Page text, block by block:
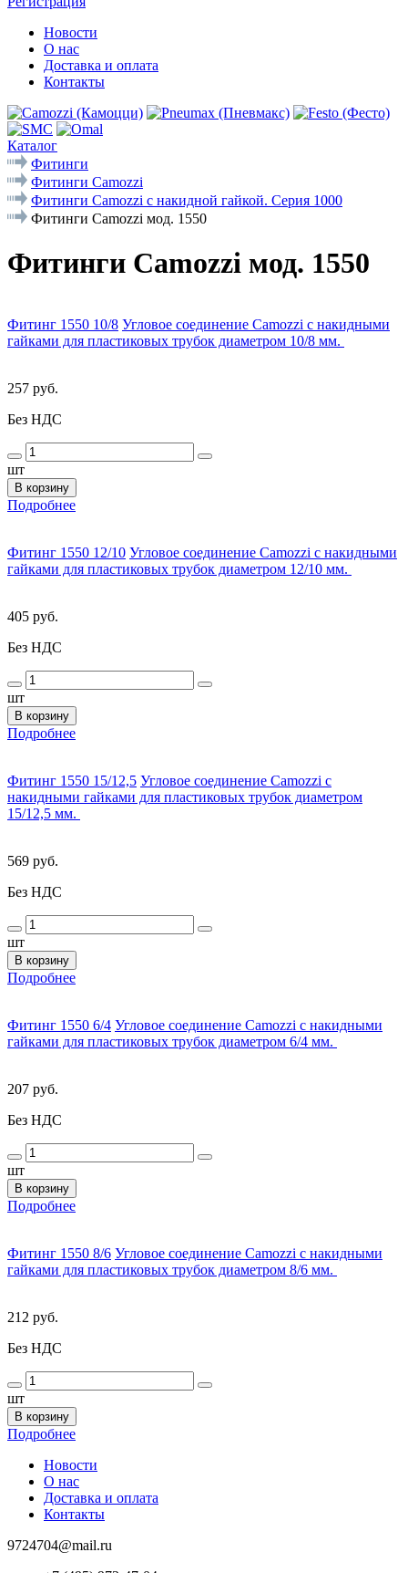
Новости
О нас
Доставка и оплата
Контакты
Каталог
Фитинги
Фитинги Camozzi
Фитинги Camozzi с накидной гайкой. Серия 1000
Фитинги Camozzi мод. 1550
Фитинги Camozzi мод. 1550
Фитинг 1550 10/8 Угловое соединение Camozzi с накидными
гайками для пластиковых трубок диаметром 10/8 мм.
257 руб.
Без НДС
шт
В корзину
Подробнее
Фитинг 1550 12/10 Угловое соединение Camozzi с накидными
гайками для пластиковых трубок диаметром 12/10 мм.
405 руб.
Без НДС
шт
В корзину
Подробнее
Фитинг 1550 15/12,5 Угловое соединение Camozzi с
накидными гайками для пластиковых трубок диаметром
15/12,5 мм.
569 руб.
Без НДС
шт
В корзину
Подробнее
Фитинг 1550 6/4 Угловое соединение Camozzi с накидными
гайками для пластиковых трубок диаметром 6/4 мм.
207 руб.
Без НДС
шт
В корзину
Подробнее
Фитинг 1550 8/6 Угловое соединение Camozzi с накидными
гайками для пластиковых трубок диаметром 8/6 мм.
212 руб.
Без НДС
шт
В корзину
Подробнее
Новости
О нас
Доставка и оплата
Контакты
9724704@mail.ru